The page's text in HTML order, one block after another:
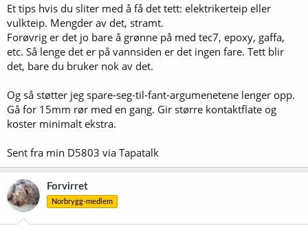
http://www.biltema.no/no/Bil---MC/B...rivstoffror/Drivstoffror-i-
kobber-2000017986/
Jeg trenger altså en kobling mellom disse som gjør at det blir tett.
Hat prøvd meg med en billig variant fra Biltema med noen
plastikkdeler og en o-ring, dette ble ikke tett. (Viser til vedlagt bildet)
Fint om linker til utstyr og litt forklaring
Et tips hvis du sliter med å få det tett: elektrikerteip eller
vulkteip. Mengder av det, stramt.
Forøvrig er det jo bare å grønne på med tec7, epoxy, gaffa,
etc. Så lenge det er på vannsiden er det ingen fare. Tett blir
det, bare du bruker nok av det.
Og så støtter jeg spare-seg-til-fant-argumenetene lenger opp.
Gå for 15mm rør med en gang. Gir større kontaktflate og
koster minimalt ekstra.
Sent fra min D5803 via Tapatalk
Forvirret
Norbrygg-medlem